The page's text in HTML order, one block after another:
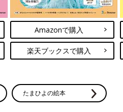
Amazonで購入
楽天ブックスで購入
たまひよの絵本